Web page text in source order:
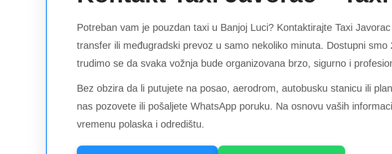
Potreban vam je pouzdan taxi u Banjoj Luci? Kontaktirajte Taxi
transfer ili međugradski prevoz u samo nekoliko minuta. Dostupni
trudimo se da svaka vožnja bude organizovana brzo, sigurno i
Bez obzira da li putujete na posao, aerodrom, autobusku stanicu ili
nas pozovete ili pošaljete WhatsApp poruku. Na osnovu vaših
vremenu polaska i odredištu.